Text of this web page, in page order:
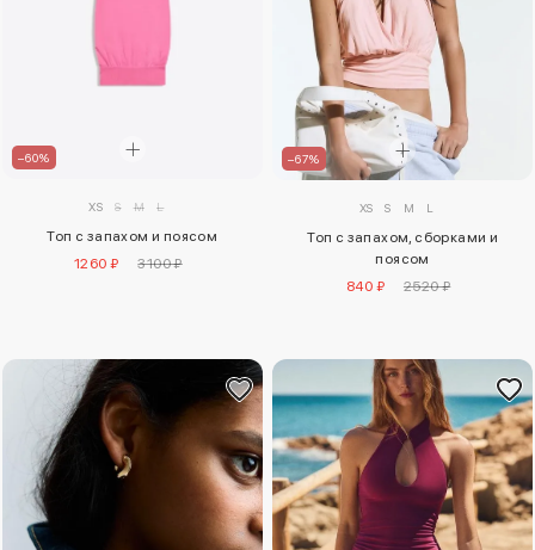
–60%
XS S M L
Топ с запахом и поясом
1260 ₽
3100 ₽
–67%
XS S M L
Топ с запахом, сборками и
поясом
840 ₽
2520 ₽